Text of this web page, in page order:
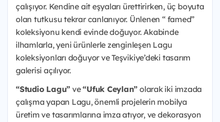
çalışıyor. Kendine ait eşyaları ürettirirken, üç boyuta
olan tutkusu tekrar canlanıyor. Ünlenen “ famed”
koleksiyonu kendi evinde doğuyor. Akabinde
ilhamlarla, yeni ürünlerle zenginleşen Lagu
koleksiyonları doğuyor ve Teşvikiye’deki tasarım
galerisi açılıyor.
“Studio Lagu” ve“Ufuk Ceylan” olarak iki imzada
çalışma yapan Lagu, önemli projelerin mobilya
üretim ve tasarımlarına imza atıyor, ve dekorasyon